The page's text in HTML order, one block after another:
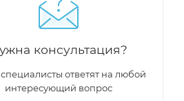
консультация?
ответят на любой
интересующий вопрос